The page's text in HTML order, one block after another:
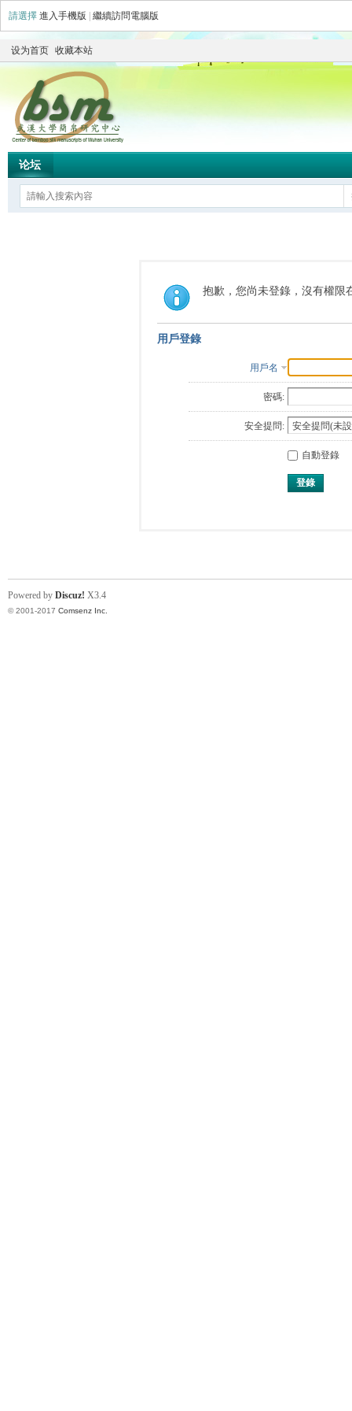
請選擇 進入手機版 繼續訪問電腦版
设为首页 收藏本站
论坛
抱歉，您尚未登錄，沒有權限
用戶登錄
用戶名
密碼:
安全提問:
自動登錄
登錄
Powered by Discuz! X3.4
© 2001-2017 Comsenz Inc.